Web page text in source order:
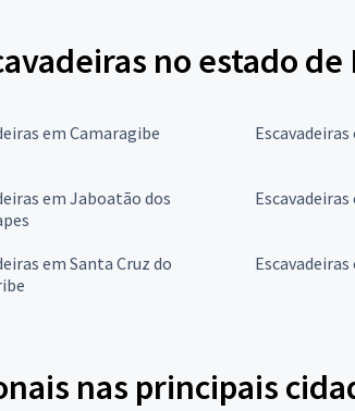
no estado
em Camaragibe
em Jaboatão dos
em Santa Cruz do
nas principais